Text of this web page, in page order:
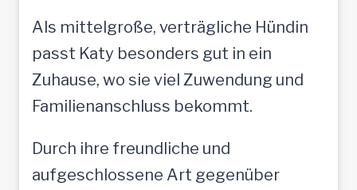
Als mittelgroße, verträgliche Hündin
passt Katy besonders gut in ein
Zuhause, wo sie viel Zuwendung und
Familienanschluss bekommt.
Durch ihre freundliche und
aufgeschlossene Art gegenüber